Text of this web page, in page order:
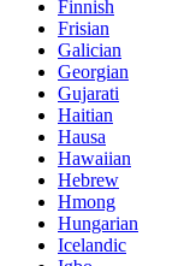
Finnish
Frisian
Galician
Georgian
Gujarati
Haitian
Hausa
Hawaiian
Hebrew
Hmong
Hungarian
Icelandic